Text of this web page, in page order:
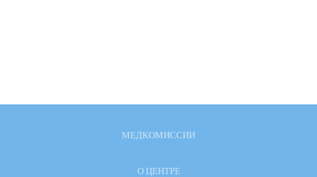
МЕДКОМИССИИ
О ЦЕНТРЕ